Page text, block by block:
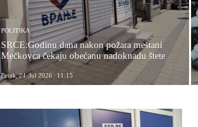
POLITIKA
SRCE:Godinu dana nakon požara meštani
Mečkovca čekaju obećanu nadoknadu štete
Petak, 24. Jul 2026 : 11:15